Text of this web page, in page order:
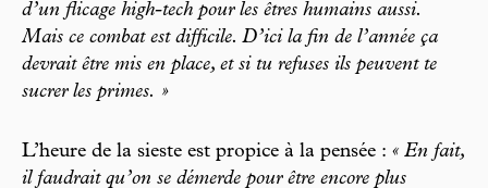
d’un flicage high-tech pour les êtres humains aussi.
Mais ce combat est difficile. D’ici la fin de l’année ça
devrait être mis en place, et si tu refuses ils peuvent te
sucrer les primes. »
L’heure de la sieste est propice à la pensée : « En fait,
il faudrait qu’on se démerde pour être encore plus